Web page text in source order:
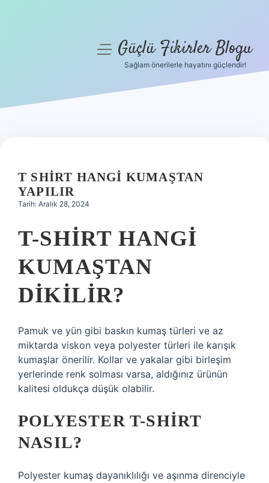
Hakkımızda
menüyüGüçlü Fikirler Blogu
Sağlam önerilerle hayatını güçlendir!
T SHIRT HANGI KUMAŞTAN
YAPILIR
Tarih: Aralık 28, 2024
T-SHIRT HANGI
KUMAŞTAN
DIKILIR?
Pamuk ve yün gibi baskın kumaş türleri ve az
miktarda viskon veya polyester türleri ile karışık
kumaşlar önerilir. Kollar ve yakalar gibi birleşim
yerlerinde renk solması varsa, aldığınız ürünün
kalitesi oldukça düşük olabilir.
POLYESTER T-SHIRT
NASIL?
Polyester kumaş dayanıklılığı ve aşınma direnciyle